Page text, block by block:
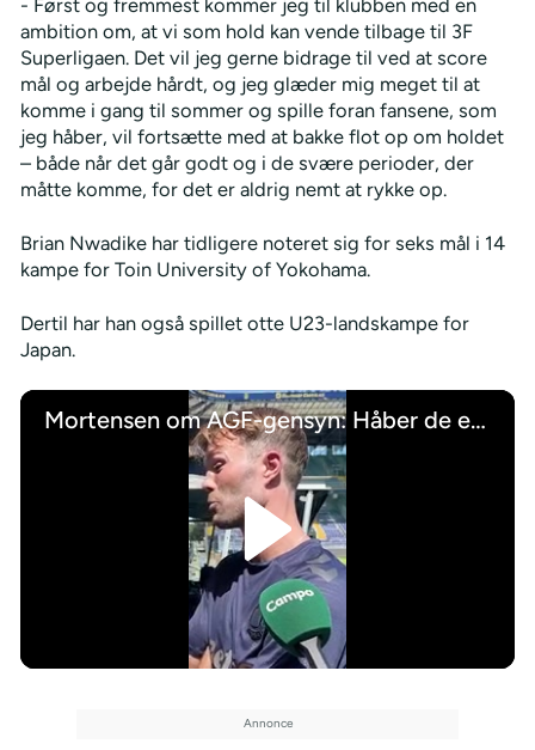
ambition om, at vi som hold kan vende tilbage til 3F
Superligaen. Det vil jeg gerne bidrage til ved at score
mål og arbejde hårdt, og jeg glæder mig meget til at
komme i gang til sommer og spille foran fansene, som
jeg håber, vil fortsætte med at bakke flot op om holdet
– både når det går godt og i de svære perioder, der
måtte komme, for det er aldrig nemt at rykke op.
Brian Nwadike har tidligere noteret sig for seks mål i 14
kampe for Toin University of Yokohama.
Dertil har han også spillet otte U23-landskampe for
Japan.
Mortensen om AGF-gensyn: Håber de er søde ved mig
/